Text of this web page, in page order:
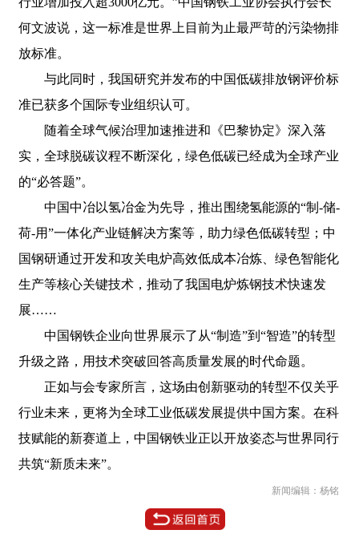
何文波说，这一标准是世界上目前为止最严苛的污染物排
放标准。
与此同时，我国研究并发布的中国低碳排放钢评价标
准已获多个国际专业组织认可。
随着全球气候治理加速推进和《巴黎协定》深入落
实，全球脱碳议程不断深化，绿色低碳已经成为全球产业
的“必答题”。
中国中冶以氢冶金为先导，推出围绕氢能源的“制-储-
荷-用”一体化产业链解决方案等，助力绿色低碳转型；中
国钢研通过开发和攻关电炉高效低成本冶炼、绿色智能化
生产等核心关键技术，推动了我国电炉炼钢技术快速发
展……
中国钢铁企业向世界展示了从“制造”到“智造”的转型
升级之路，用技术突破回答高质量发展的时代命题。
正如与会专家所言，这场由创新驱动的转型不仅关乎
行业未来，更将为全球工业低碳发展提供中国方案。在科
技赋能的新赛道上，中国钢铁业正以开放姿态与世界同行
共筑“新质未来”。
新闻编辑：杨铭